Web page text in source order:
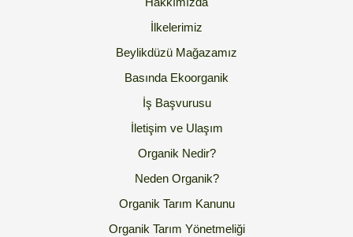
İlkelerimiz
Beylikdüzü Mağazamız
Basında Ekoorganik
İş Başvurusu
İletişim ve Ulaşım
Organik Nedir?
Neden Organik?
Organik Tarım Kanunu
Organik Tarım Yönetmeliği